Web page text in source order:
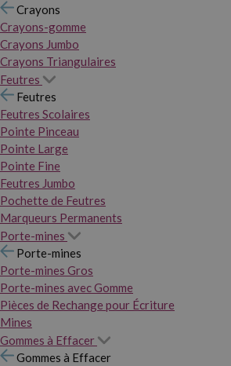
Crayons
Crayons-gomme
Crayons Jumbo
Crayons Triangulaires
Feutres
Feutres
Feutres Scolaires
Pointe Pinceau
Pointe Large
Pointe Fine
Feutres Jumbo
Pochette de Feutres
Marqueurs Permanents
Porte-mines
Porte-mines
Porte-mines Gros
Porte-mines avec Gomme
Pièces de Rechange pour Écriture
Mines
Gommes à Effacer
Gommes à Effacer